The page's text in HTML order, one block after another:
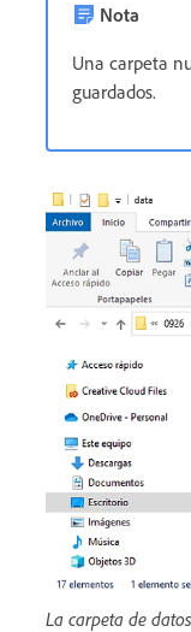
Nota
Una carpeta
guardados.
La carpeta de